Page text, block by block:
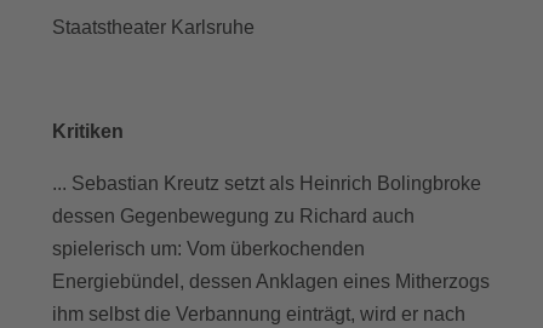
Staatstheater Karlsruhe
Kritiken
... Sebastian Kreutz setzt als Heinrich Bolingbroke
dessen Gegenbewegung zu Richard auch
spielerisch um: Vom überkochenden
Energiebündel, dessen Anklagen eines Mitherzogs
ihm selbst die Verbannung einträgt, wird er nach